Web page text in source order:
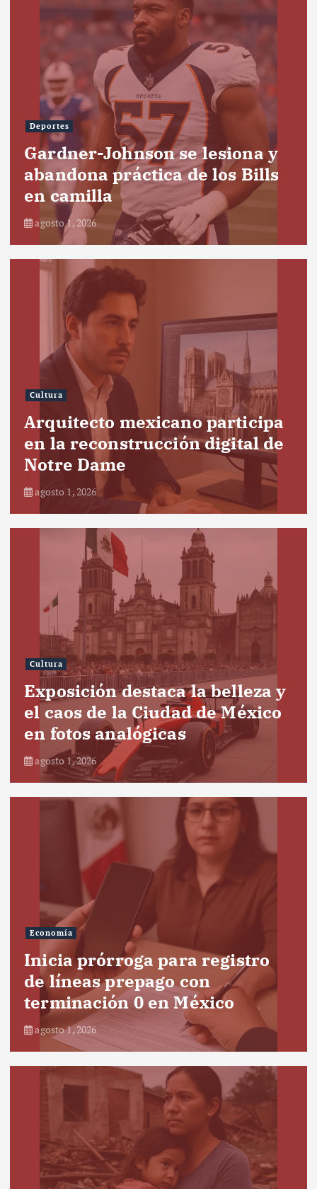
Deportes
Gardner-Johnson se lesiona y
abandona práctica de los Bills
en camilla
agosto 1, 2026
Cultura
Arquitecto mexicano participa
en la reconstrucción digital de
Notre Dame
agosto 1, 2026
Cultura
Exposición destaca la belleza y
el caos de la Ciudad de México
en fotos analógicas
agosto 1, 2026
Economía
Inicia prórroga para registro
de líneas prepago con
terminación 0 en México
agosto 1, 2026